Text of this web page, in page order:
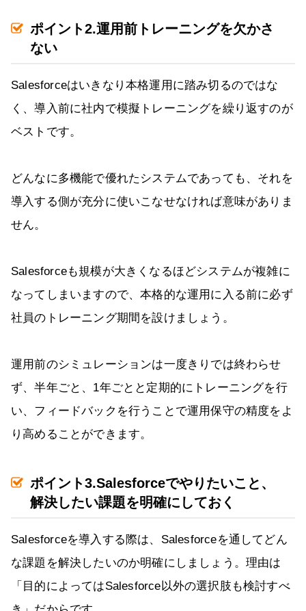
ポイント2.運用前トレーニングを欠かさ
ない
Salesforceはいきなり本格運用に踏み切るのではな
く、導入前に社内で模擬トレーニングを繰り返すのが
ベストです。
どんなに多機能で優れたシステムであっても、それを
導入する側が充分に使いこなせなければ意味がありま
せん。
Salesforceも規模が大きくなるほどシステムが複雑に
なってしまいますので、本格的な運用に入る前に必ず
社員のトレーニング期間を設けましょう。
運用前のシミュレーションは一度きりでは終わらせ
ず、半年ごと、1年ごとと定期的にトレーニングを行
い、フィードバックを行うことで運用保守の精度をよ
り高めることができます。
ポイント3.Salesforceでやりたいこと、
解決したい課題を明確にしておく
Salesforceを導入する際は、Salesforceを通してどん
な課題を解決したいのか明確にしましょう。理由は
「目的によってはSalesforce以外の選択肢も検討すべ